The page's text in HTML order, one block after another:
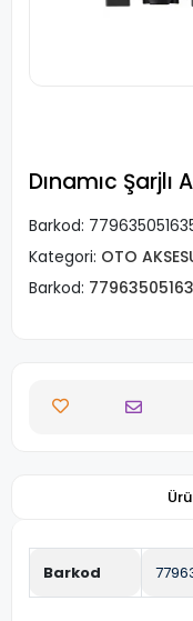
Dınamıc Şarjlı
Barkod:
Kategori: OTO
Barkod:
Barkod